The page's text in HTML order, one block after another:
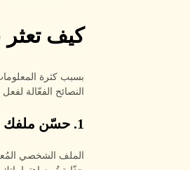
كيف
بسبب كثرة
النصائح الفعّالة
1. حسّن ملفك الشخصي
الملف الشخصي